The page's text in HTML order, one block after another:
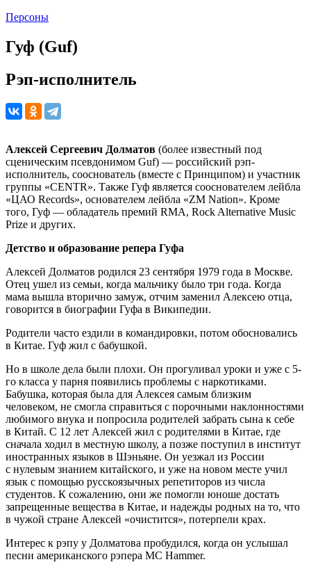
Персоны
Гуф (Guf)
Рэп-исполнитель
Алексей Сергеевич Долматов (более известный под
сценическим псевдонимом Guf) — российский рэп-
исполнитель, сооснователь (вместе с Принципом) и участник
группы «CENTR». Также Гуф является сооснователем лейбла
«ЦАО Records», основателем лейбла «ZM Nation». Кроме
того, Гуф — обладатель премий RMA, Rock Alternative Music
Prize и других.
Детство и образование репера Гуфа
Алексей Долматов родился 23 сентября 1979 года в Москве.
Отец ушел из семьи, когда мальчику было три года. Когда
мама вышла вторично замуж, отчим заменил Алексею отца,
говорится в биографии Гуфа в Википедии.
Родители часто ездили в командировки, потом обосновались
в Китае. Гуф жил с бабушкой.
Но в школе дела были плохи. Он прогуливал уроки и уже с 5-
го класса у парня появились проблемы с наркотиками.
Бабушка, которая была для Алексея самым близким
человеком, не смогла справиться с порочными наклонностями
любимого внука и попросила родителей забрать сына к себе
в Китай. С 12 лет Алексей жил с родителями в Китае, где
сначала ходил в местную школу, а позже поступил в институт
иностранных языков в Шэньяне. Он уезжал из России
с нулевым знанием китайского, и уже на новом месте учил
язык с помощью русскоязычных репетиторов из числа
студентов. К сожалению, они же помогли юноше достать
запрещенные вещества в Китае, и надежды родных на то, что
в чужой стране Алексей «очистится», потерпели крах.
Интерес к рэпу у Долматова пробудился, когда он услышал
песни американского рэпера MC Hammer.